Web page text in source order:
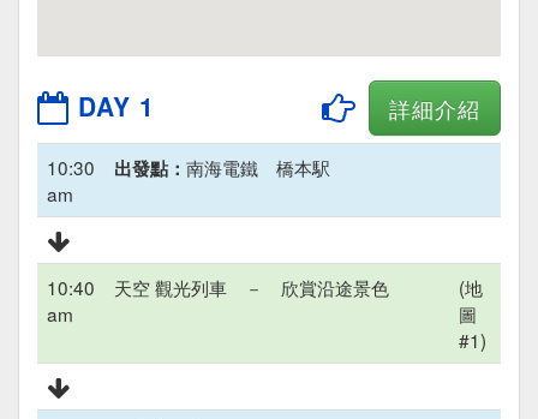
DAY 1 詳細介紹
10:30
am
出發點： 南海電鐵 橋本駅
10:40
am
天空 觀光列車 － 欣賞沿途景色
(地
圖
#1)